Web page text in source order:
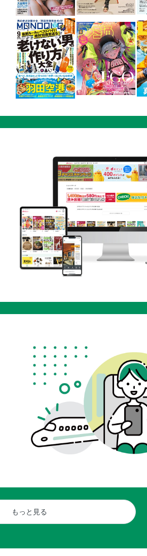
もっと見る